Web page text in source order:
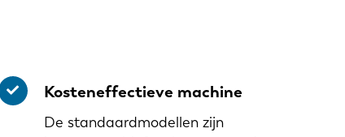
Kosteneffectieve machine
De standaardmodellen zijn